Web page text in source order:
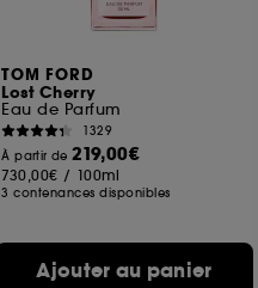
TOM FORD
Lost Cherry
Eau de Parfum
1329
À partir de219,00€
730,00€ / 100ml
3 contenances disponibles
Ajouter au panier